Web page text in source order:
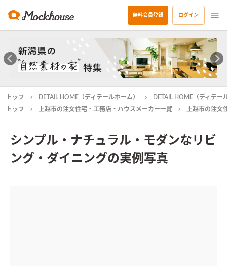
無料会員登録 ログイン
トップ DETAIL HOME（ディテールホーム）
DETAIL HOME（ディテ
トップ
上越市の注文住宅・工務店・ハウスメーカー一覧 上越市の注文
シンプル・ナチュラル・モダンなリビ
ング・ダイニングの実例写真